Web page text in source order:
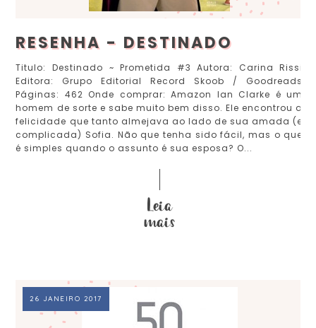
RESENHA - DESTINADO
Titulo: Destinado ~ Prometida #3 Autora: Carina Rissi
Editora: Grupo Editorial Record Skoob / Goodreads
Páginas: 462 Onde comprar: Amazon Ian Clarke é um
homem de sorte e sabe muito bem disso. Ele encontrou a
felicidade que tanto almejava ao lado de sua amada (e
complicada) Sofia. Não que tenha sido fácil, mas o que
é simples quando o assunto é sua esposa? O...
26 JANEIRO 2017